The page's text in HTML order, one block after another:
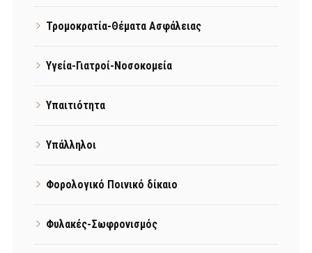
Τρομοκρατία-Θέματα Ασφάλειας
Υγεία-Γιατροί-Νοσοκομεία
Υπαιτιότητα
Υπάλληλοι
Φορολογικό Ποινικό δίκαιο
Φυλακές-Σωφρονισμός